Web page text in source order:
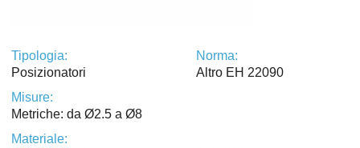
Tipologia:
Posizionatori
Norma:
Altro EH 22090
Misure:
Metriche: da Ø2.5 a Ø8
Materiale: